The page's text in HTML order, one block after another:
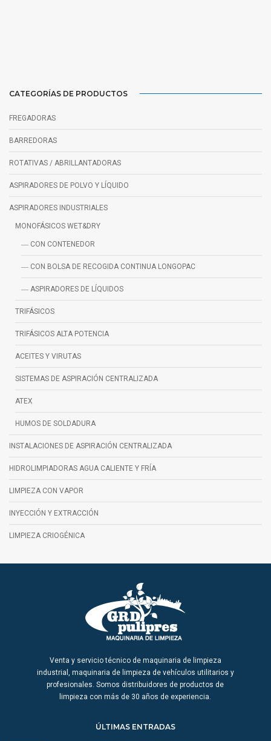
CATEGORÍAS DE PRODUCTOS
FREGADORAS
BARREDORAS
ROTATIVAS / ABRILLANTADORAS
ASPIRADORES DE POLVO Y LÍQUIDO
ASPIRADORES INDUSTRIALES
MONOFÁSICOS WET&DRY
― CON CONTENEDOR
― CON BOLSA DE RECOGIDA CONTINUA LONGOPAC
― ASPIRADORES DE LÍQUIDOS
TRIFÁSICOS
TRIFÁSICOS ALTA POTENCIA
ACEITES Y VIRUTAS
SISTEMAS DE ASPIRACIÓN CENTRALIZADA
ATEX
HUMOS DE SOLDADURA
INSTALACIONES DE ASPIRACIÓN CENTRALIZADA
HIDROLIMPIADORAS AGUA CALIENTE Y FRÍA
LIMPIEZA CON VAPOR
INYECCIÓN Y EXTRACCIÓN
LIMPIEZA CRIOGÉNICA
Venta y servicio técnico de maquinaria de limpieza
industrial, maquinaria de limpieza de vehículos utilitarios y
profesionales. Somos distribuidores de productos de
limpieza con más de 30 años de experiencia.
ÚLTIMAS ENTRADAS